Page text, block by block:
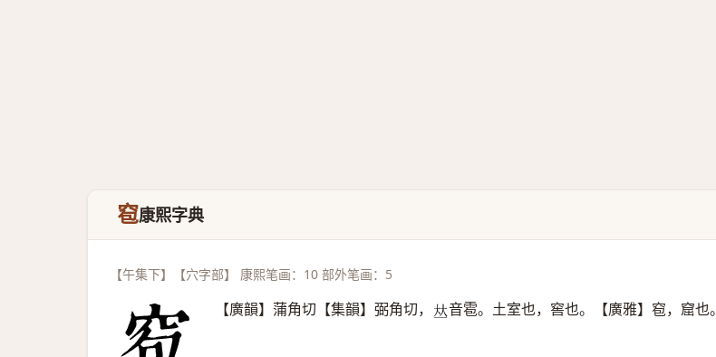
窇康熙字典
【午集下】【穴字部】 康熙笔画：10 部外笔画：5
【廣韻】蒲角切【集韻】弼角切， 𠀤音雹。土室也，窖也。【廣雅】窇，窟也。